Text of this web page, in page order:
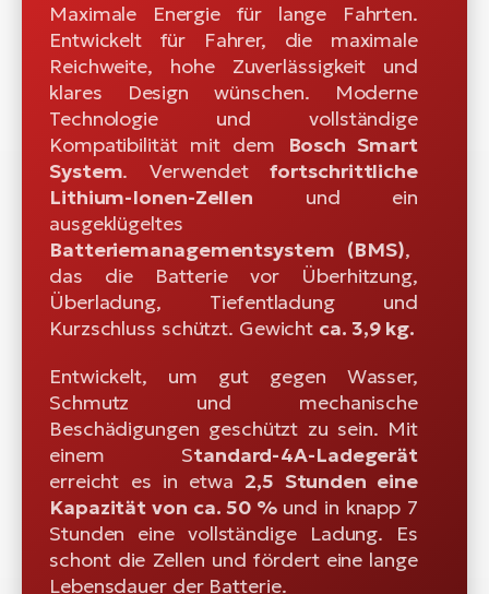
Maximale Energie für lange Fahrten.
Entwickelt für Fahrer, die maximale
Reichweite, hohe Zuverlässigkeit und
klares Design wünschen. Moderne
Technologie und vollständige
Kompatibilität mit dem
Bosch Smart
System. Verwendetfortschrittliche
Lithium-Ionen-Zellen und ein
ausgeklügeltes
Batteriemanagementsystem (BMS),
das die Batterie vor Überhitzung,
Überladung, Tiefentladung und
Kurzschluss schützt. Gewicht ca. 3,9 kg.
Entwickelt, um gut gegen Wasser,
Schmutz und mechanische
Beschädigungen geschützt zu sein. Mit
einem Standard-4A-Ladegerät
erreicht es in etwa 2,5 Stunden eine
Kapazität von ca. 50 % und in knapp 7
Stunden eine vollständige Ladung. Es
schont die Zellen und fördert eine lange
Lebensdauer der Batterie.